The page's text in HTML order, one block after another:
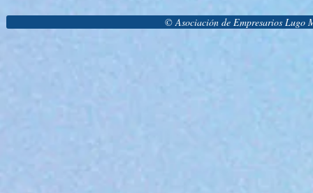
© Asociación de Empresarios Lugo